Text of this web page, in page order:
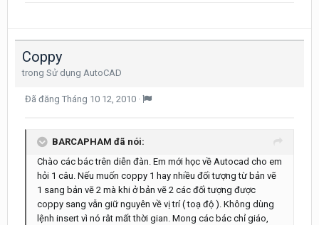
Coppy
trong Sử dụng AutoCAD
Đã đăng Tháng 10 12, 2010 ·
BARCAPHAM đã nói:
Chào các bác trên diễn đàn. Em mới học về Autocad cho em
hỏi 1 câu. Nếu muốn coppy 1 hay nhiều đối tượng từ bản vẽ
1 sang bản vẽ 2 mà khi ở bản vẽ 2 các đối tượng được
coppy sang vẫn giữ nguyên về vị trí ( toạ độ ). Không dùng
lệnh insert vì nó rât mất thời gian. Mong các bác chỉ giáo,